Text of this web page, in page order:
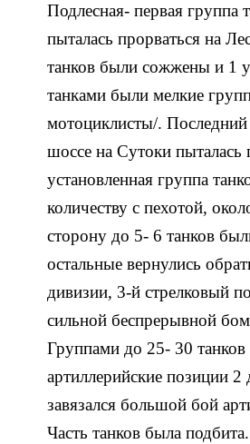
Подлесная- первая группа
пыталась прорваться на
танков были сожжены и 1
танками были мелкие
мотоциклисты/.
шоссе на Сутоки пыталась
установленная группа
количеству с пехотой,
сторону до 5- 6 танков
остальные вернулись
дивизии, 3-й стрелковый
сильной беспрерывной
Группами до 25- 30
артиллерийские позиции 2
завязался большой бой
Часть танков была